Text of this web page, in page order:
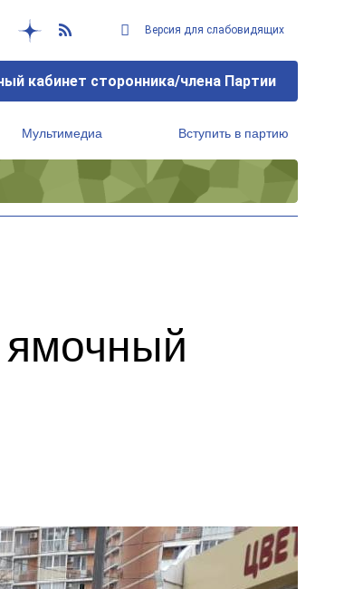
Версия для слабовидящих
кабинет сторонника/члена Партии
Мультимедиа Вступить в партию
ямочный